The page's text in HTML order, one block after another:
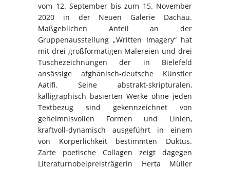
vom 12. September bis zum 15. November
2020 in der Neuen Galerie Dachau.
Maßgeblichen Anteil an der
Gruppenausstellung „Written Imagery“ hat
mit drei großformatigen Malereien und drei
Tuschezeichnungen der in Bielefeld
ansässige afghanisch-deutsche Künstler
Aatifi. Seine abstrakt-skripturalen,
kalligraphisch basierten Werke ohne jeden
Textbezug sind gekennzeichnet von
geheimnisvollen Formen und Linien,
kraftvoll-dynamisch ausgeführt in einem
von Körperlichkeit bestimmten Duktus.
Zarte poetische Collagen zeigt dagegen
Literaturnobelpreisträgerin Herta Müller